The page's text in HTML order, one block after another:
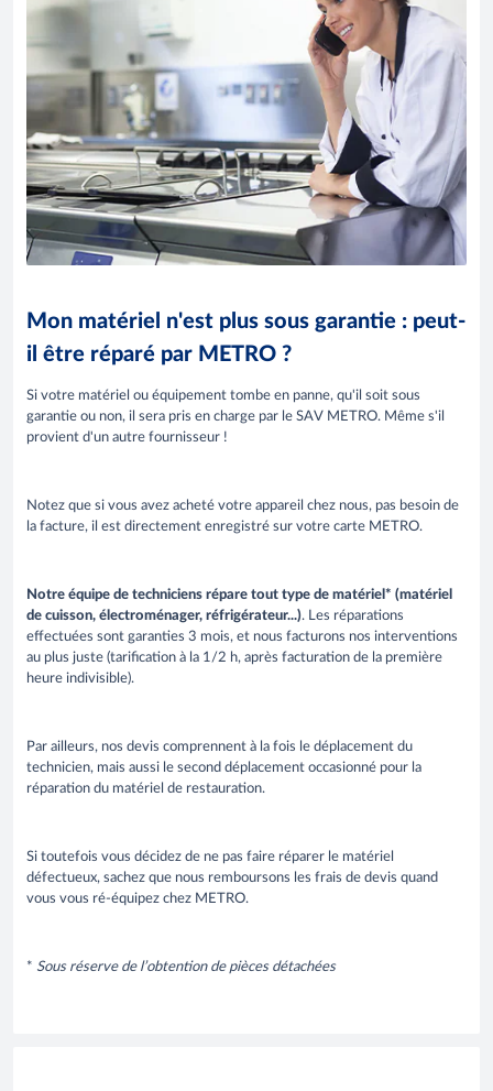
Mon matériel n'est plus sous garantie : peut-
il être réparé par METRO ?
Si votre matériel ou équipement tombe en panne, qu'il soit sous
garantie ou non, il sera pris en charge par le SAV METRO. Même s'il
provient d'un autre fournisseur !
Notez que si vous avez acheté votre appareil chez nous, pas besoin de
la facture, il est directement enregistré sur votre carte METRO.
Notre équipe de techniciens répare tout type de matériel* (matériel
de cuisson, électroménager, réfrigérateur...). Les réparations
effectuées sont garanties 3 mois, et nous facturons nos interventions
au plus juste (tarification à la 1/2 h, après facturation de la première
heure indivisible).
Par ailleurs, nos devis comprennent à la fois le déplacement du
technicien, mais aussi le second déplacement occasionné pour la
réparation du matériel de restauration.
Si toutefois vous décidez de ne pas faire réparer le matériel
défectueux, sachez que nous remboursons les frais de devis quand
vous vous ré-équipez chez METRO.
* Sous réserve de l’obtention de pièces détachées